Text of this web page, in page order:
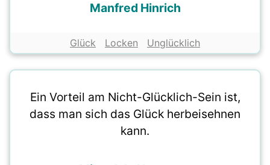
Manfred Hinrich
Glück Locken Unglücklich
Ein Vorteil am Nicht-Glücklich-Sein ist,
dass man sich das Glück herbeisehnen
kann.